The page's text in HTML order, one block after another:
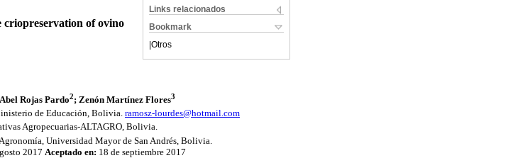
Links relacionados
Bookmark
Otros
of ovino
Rojas Pardo2; Zenón Martínez Flores3
de Educación, Bolivia. ramosz-lourdes@hotmail.com
Agropecuarias-ALTAGRO, Bolivia.
Universidad Mayor de San Andrés, Bolivia.
2017 Aceptado en: 18 de septiembre 2017